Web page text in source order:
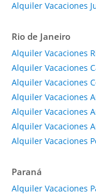
Alquiler Vacaciones
Rio de Janeiro
Alquiler Vacaciones
Alquiler Vacaciones
Alquiler Vacaciones
Alquiler Vacaciones
Alquiler Vacaciones
Alquiler Vacaciones
Alquiler Vacaciones
Paraná
Alquiler Vacaciones